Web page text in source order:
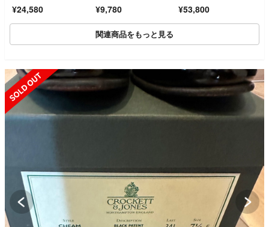
¥24,580 T ビジネスシュー
ズ 黒
¥9,780 ューズ サイズuk7
¥53,800
関連商品をもっと見る
SOLD OUT